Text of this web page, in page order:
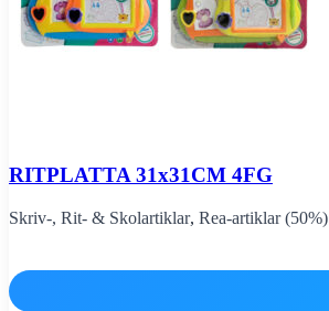
RITPLATTA 31x31CM 4FG
Skriv-, Rit- & Skolartiklar, Rea-artiklar (50%)